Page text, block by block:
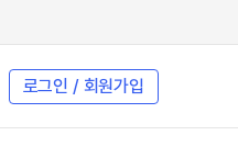
로그인 / 회원가입